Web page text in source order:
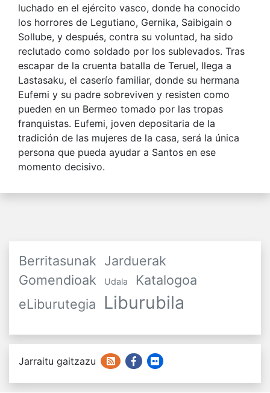
luchado en el ejército vasco, donde ha conocido
los horrores de Legutiano, Gernika, Saibigain o
Sollube, y después, contra su voluntad, ha sido
reclutado como soldado por los sublevados. Tras
escapar de la cruenta batalla de Teruel, llega a
Lastasaku, el caserío familiar, donde su hermana
Eufemi y su padre sobreviven y resisten como
pueden en un Bermeo tomado por las tropas
franquistas. Eufemi, joven depositaria de la
tradición de las mujeres de la casa, será la única
persona que pueda ayudar a Santos en ese
momento decisivo.
Berritasunak Jarduerak
Gomendioak
Udala
Katalogoa
eLiburutegia
Liburubila
Jarraitu gaitzazu